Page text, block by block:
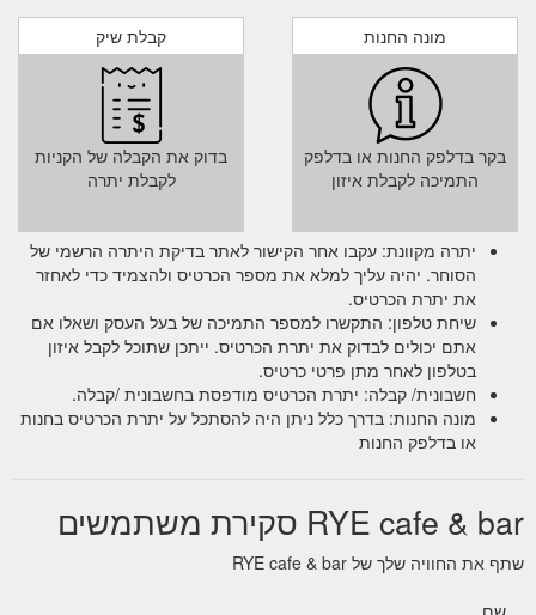
קבלת שיק
בדוק את הקבלה של הקניות
לקבלת יתרה
מונה החנות
בקר בדלפק החנות או בדלפק
התמיכה לקבלת איזון
יתרה מקוונת: עקבו אחר הקישור לאתר בדיקת היתרה הרשמי של
הסוחר. יהיה עליך למלא את מספר הכרטיס ולהצמיד כדי לאחזר
את יתרת הכרטיס.
שיחת טלפון: התקשרו למספר התמיכה של בעל העסק ושאלו אם
אתם יכולים לבדוק את יתרת הכרטיס. ייתכן שתוכל לקבל איזון
בטלפון לאחר מתן פרטי כרטיס.
חשבונית/ קבלה: יתרת הכרטיס מודפסת בחשבונית /קבלה.
מונה החנות: בדרך כלל ניתן היה להסתכל על יתרת הכרטיס בחנות
או בדלפק החנות
RYE cafe & bar סקירת משתמשים
שתף את החוויה שלך של RYE cafe & bar
שם